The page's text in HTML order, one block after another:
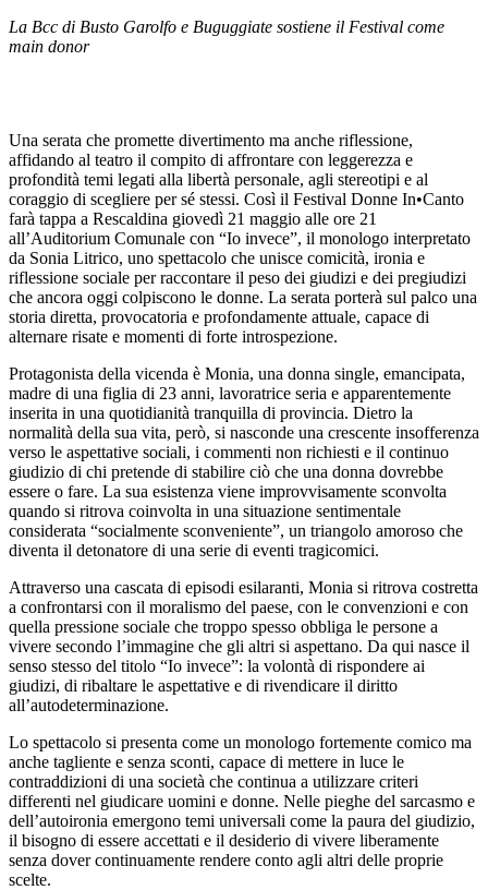
La Bcc di Busto Garolfo e Buguggiate sostiene il Festival come
main donor
Una serata che promette divertimento ma anche riflessione,
affidando al teatro il compito di affrontare con leggerezza e
profondità temi legati alla libertà personale, agli stereotipi e al
coraggio di scegliere per sé stessi. Così il Festival Donne In•Canto
farà tappa a Rescaldina giovedì 21 maggio alle ore 21
all’Auditorium Comunale con “Io invece”, il monologo interpretato
da Sonia Litrico, uno spettacolo che unisce comicità, ironia e
riflessione sociale per raccontare il peso dei giudizi e dei pregiudizi
che ancora oggi colpiscono le donne. La serata porterà sul palco una
storia diretta, provocatoria e profondamente attuale, capace di
alternare risate e momenti di forte introspezione.
Protagonista della vicenda è Monia, una donna single, emancipata,
madre di una figlia di 23 anni, lavoratrice seria e apparentemente
inserita in una quotidianità tranquilla di provincia. Dietro la
normalità della sua vita, però, si nasconde una crescente insofferenza
verso le aspettative sociali, i commenti non richiesti e il continuo
giudizio di chi pretende di stabilire ciò che una donna dovrebbe
essere o fare. La sua esistenza viene improvvisamente sconvolta
quando si ritrova coinvolta in una situazione sentimentale
considerata “socialmente sconveniente”, un triangolo amoroso che
diventa il detonatore di una serie di eventi tragicomici.
Attraverso una cascata di episodi esilaranti, Monia si ritrova costretta
a confrontarsi con il moralismo del paese, con le convenzioni e con
quella pressione sociale che troppo spesso obbliga le persone a
vivere secondo l’immagine che gli altri si aspettano. Da qui nasce il
senso stesso del titolo “Io invece”: la volontà di rispondere ai
giudizi, di ribaltare le aspettative e di rivendicare il diritto
all’autodeterminazione.
Lo spettacolo si presenta come un monologo fortemente comico ma
anche tagliente e senza sconti, capace di mettere in luce le
contraddizioni di una società che continua a utilizzare criteri
differenti nel giudicare uomini e donne. Nelle pieghe del sarcasmo e
dell’autoironia emergono temi universali come la paura del giudizio,
il bisogno di essere accettati e il desiderio di vivere liberamente
senza dover continuamente rendere conto agli altri delle proprie
scelte.